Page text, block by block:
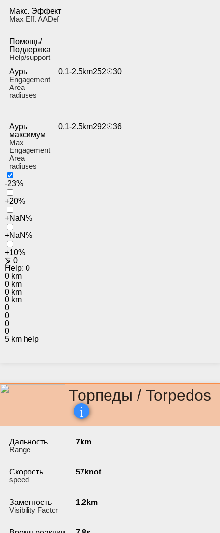
Макс. Эффект
Max Eff. AADef
Помощь/
Поддержка
Help/support
Ауры
Engagement
Area
radiuses
0.1-2.5km252☉30
Ауры
максимум
Max
Engagement
Area
radiuses
0.1-2.5km292☉36
-23%
+20%
+NaN%
+NaN%
+10%
⨊ 0
Help: 0
0 km
0 km
0 km
0 km
0
0
0
0
5 km help
Торпеды / Torpedos
i
Дальность
Range
7km
Скорость
speed
57knot
Заметность
Visibility Factor
1.2km